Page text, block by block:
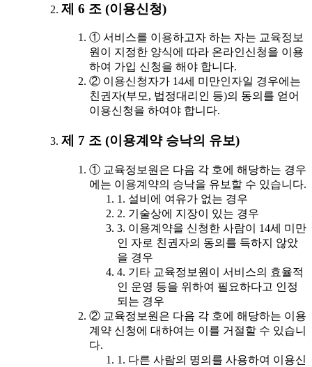
제 6 조 (이용신청)
① 서비스를 이용하고자 하는 자는 교육정보
원이 지정한 양식에 따라 온라인신청을 이용
하여 가입 신청을 해야 합니다.
② 이용신청자가 14세 미만인자일 경우에는
친권자(부모, 법정대리인 등)의 동의를 얻어
이용신청을 하여야 합니다.
제 7 조 (이용계약 승낙의 유보)
① 교육정보원은 다음 각 호에 해당하는 경우
에는 이용계약의 승낙을 유보할 수 있습니다.
1. 설비에 여유가 없는 경우
2. 기술상에 지장이 있는 경우
3. 이용계약을 신청한 사람이 14세 미만
인 자로 친권자의 동의를 득하지 않았
을 경우
4. 기타 교육정보원이 서비스의 효율적
인 운영 등을 위하여 필요하다고 인정
되는 경우
② 교육정보원은 다음 각 호에 해당하는 이용
계약 신청에 대하여는 이를 거절할 수 있습니
다.
1. 다른 사람의 명의를 사용하여 이용신